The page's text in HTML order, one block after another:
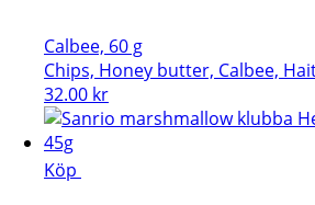
Calbee, 60 g
Chips, Honey butter, Calbee,
32.00 kr
Köp